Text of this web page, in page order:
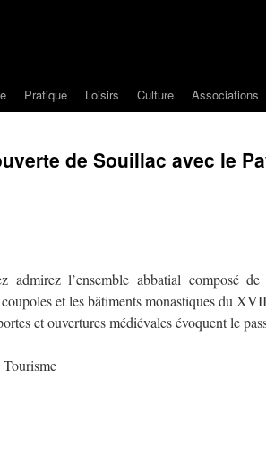
Pratique Loisirs Culture Associations
de Souillac avec le
admirez l’ensemble abbatial composé
et les bâtiments monastiques du
et ouvertures médiévales évoquent le